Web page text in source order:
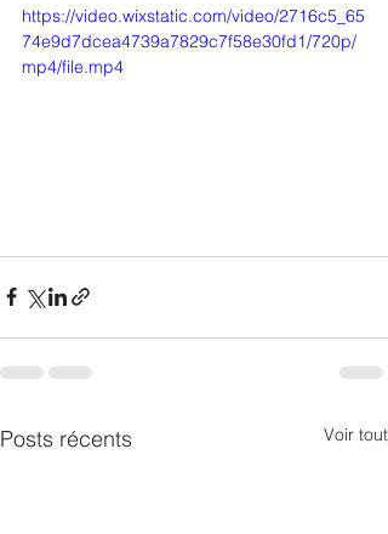
https://video.wixstatic.com/video/2716c5_65
74e9d7dcea4739a7829c7f58e30fd1/720p/
mp4/file.mp4
Posts récents Voir tout